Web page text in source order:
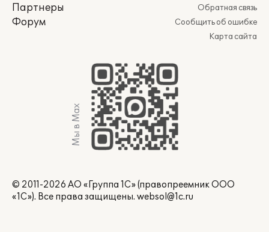
Партнеры
Форум
Обратная связь
Сообщить об ошибке
Карта сайта
Мы в Max
© 2011-2026 АО «Группа 1С» (правопреемник ООО
«1С»). Все права защищены. websol@1c.ru